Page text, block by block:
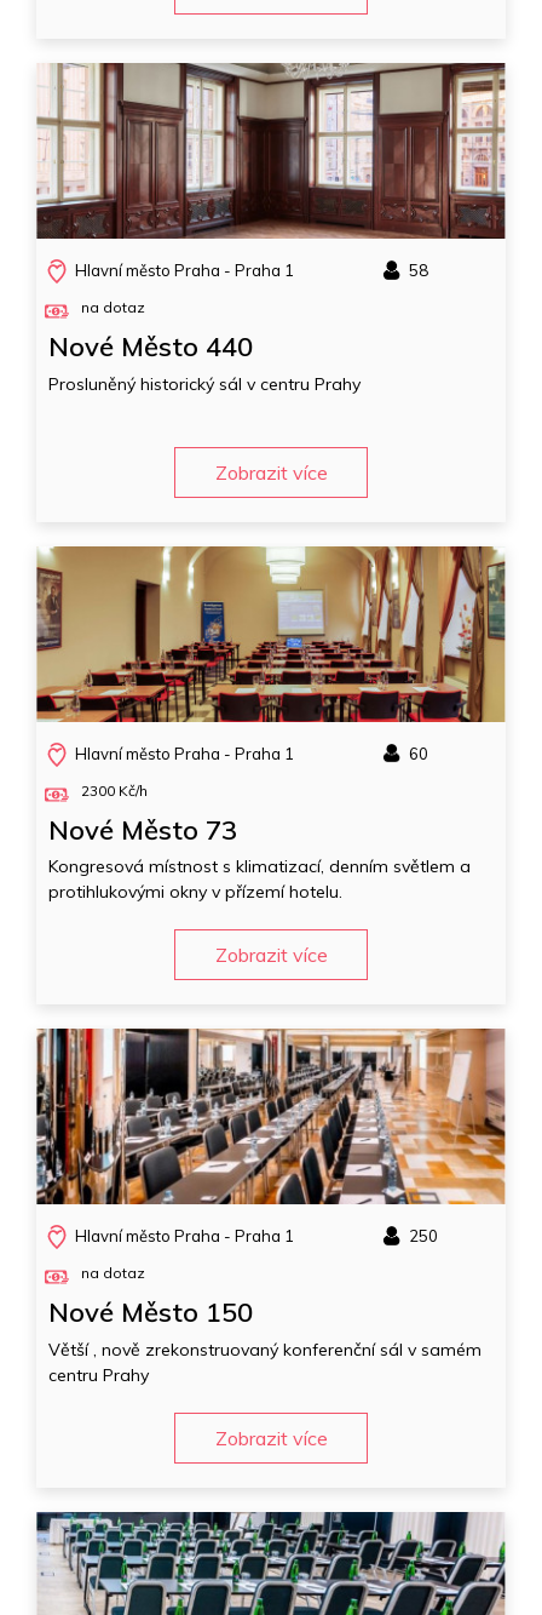
Hlavní město Praha - Praha 1 58
na dotaz
Nové Město 440
Prosluněný historický sál v centru Prahy
Zobrazit více
Hlavní město Praha - Praha 1 60
2300 Kč/h
Nové Město 73
Kongresová místnost s klimatizací, denním světlem a
protihlukovými okny v přízemí hotelu.
Zobrazit více
Hlavní město Praha - Praha 1 250
na dotaz
Nové Město 150
Větší , nově zrekonstruovaný konferenční sál v samém
centru Prahy
Zobrazit více